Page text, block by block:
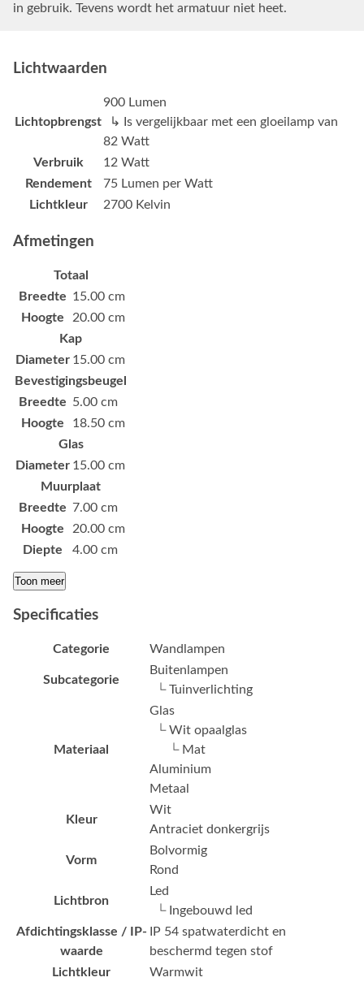
in gebruik. Tevens wordt het armatuur niet heet.
Lichtwaarden
Lichtopbrengst
900 Lumen
↳ Is vergelijkbaar met een gloeilamp van
82 Watt
Verbruik
12 Watt
Rendement
75 Lumen per Watt
Lichtkleur
2700 Kelvin
Afmetingen
Totaal
Breedte 15.00 cm
Hoogte
20.00 cm
Kap
Diameter 15.00 cm
Bevestigingsbeugel
Breedte 5.00 cm
Hoogte
18.50 cm
Glas
Diameter 15.00 cm
Muurplaat
Breedte 7.00 cm
Hoogte
20.00 cm
Diepte
4.00 cm
Toon meer
Specificaties
Categorie Wandlampen
Subcategorie
Buitenlampen
└ Tuinverlichting
Materiaal
Glas
└ Wit opaalglas
└ Mat
Aluminium
Metaal
Kleur
Wit
Antraciet donkergrijs
Vorm
Bolvormig
Rond
Lichtbron
Led
└ Ingebouwd led
Afdichtingsklasse / IP-
waarde
IP 54 spatwaterdicht en
beschermd tegen stof
Lichtkleur
Warmwit